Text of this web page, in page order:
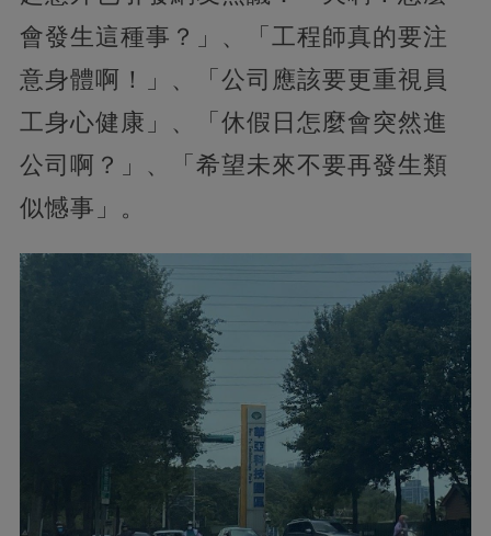
會發生這種事？」、「工程師真的要注
意身體啊！」、「公司應該要更重視員
工身心健康」、「休假日怎麼會突然進
公司啊？」、「希望未來不要再發生類
似憾事」。